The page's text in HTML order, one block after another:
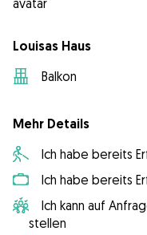
Louisas Haus
Balkon
Mehr Details
Ich habe bereits
Ich habe bereits
Ich kann auf
stellen